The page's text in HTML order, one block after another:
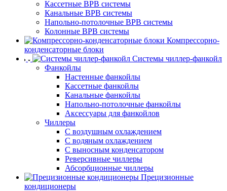
Кассетные ВРВ системы
Канальные ВРВ системы
Напольно-потолочные ВРВ системы
Колонные ВРВ системы
Компрессорно-
конденсаторные блоки
Системы чиллер-фанкойл
Фанкойлы
Настенные фанкойлы
Кассетные фанкойлы
Канальные фанкойлы
Напольно-потолочные фанкойлы
Аксессуары для фанкойлов
Чиллеры
С воздушным охлаждением
С водяным охлаждением
С выносным конденсатором
Реверсивные чиллеры
Абсорбционные чиллеры
Прецизионные
кондиционеры